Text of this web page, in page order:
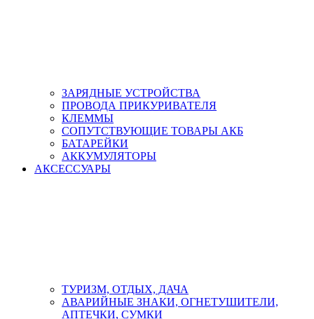
ЗАРЯДНЫЕ УСТРОЙСТВА
ПРОВОДА ПРИКУРИВАТЕЛЯ
КЛЕММЫ
СОПУТСТВУЮЩИЕ ТОВАРЫ АКБ
БАТАРЕЙКИ
АККУМУЛЯТОРЫ
АКСЕСCУАРЫ
ТУРИЗМ, ОТДЫХ, ДАЧА
АВАРИЙНЫЕ ЗНАКИ, ОГНЕТУШИТЕЛИ,
АПТЕЧКИ, СУМКИ